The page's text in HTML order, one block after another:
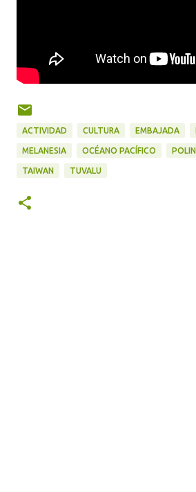
ACTIVIDAD CULTURA EMBAJADA
MELANESIA OCÉANO PACÍFICO
TAIWAN TUVALU